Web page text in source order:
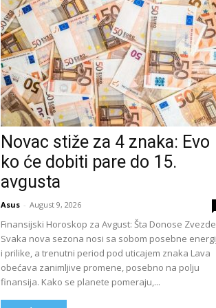
Novac stiže za 4 znaka: Evo
ko će dobiti pare do 15.
avgusta
Asus - August 9, 2026
Finansijski Horoskop za Avgust: Šta Donose
Svaka nova sezona nosi sa sobom posebne
i prilike, a trenutni period pod uticajem znaka Lava
obećava zanimljive promene, posebno na polju
finansija. Kako se planete pomeraju,...